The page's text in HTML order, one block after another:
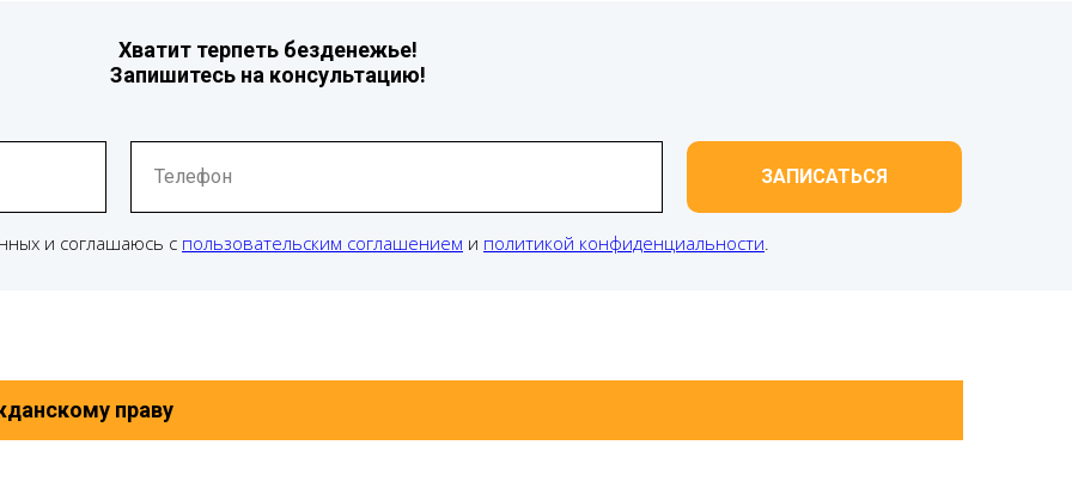
Хватит терпеть безденежье!
Запишитесь на консультацию!
Телефон
и соглашаюсь с пользовательским соглашением и политикой конфиденциальности.
ЗАПИСАТЬСЯ
праву